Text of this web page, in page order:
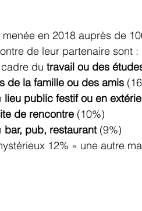
menée en 2018 auprès de
de leur partenaire sont :
cadre du travail ou des
de la famille ou des amis
lieu public festif ou en
de rencontre (10%)
bar, pub, restaurant (9%)
12% « une autre